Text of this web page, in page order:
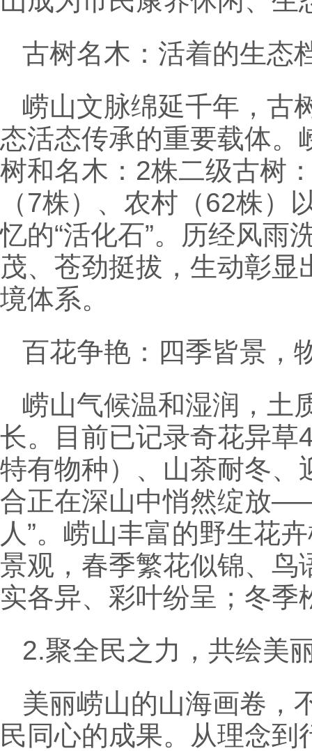
古树名木：活着的生态
崂山文脉绵延千年，古
态活态传承的重要载体
树和名木：2株二级古树
（7株）、农村（62株
忆的“活化石”。历经风雨
茂、苍劲挺拔，生动彰
境体系。
百花争艳：四季皆景，
崂山气候温和湿润，土
长。目前已记录奇花异草
特有物种）、山茶耐冬、
合正在深山中悄然绽放
人”。崂山丰富的野生花
景观，春季繁花似锦、鸟
实各异、彩叶纷呈；冬季
2.聚全民之力，共绘美
美丽崂山的山海画卷，
民同心的成果。从理念